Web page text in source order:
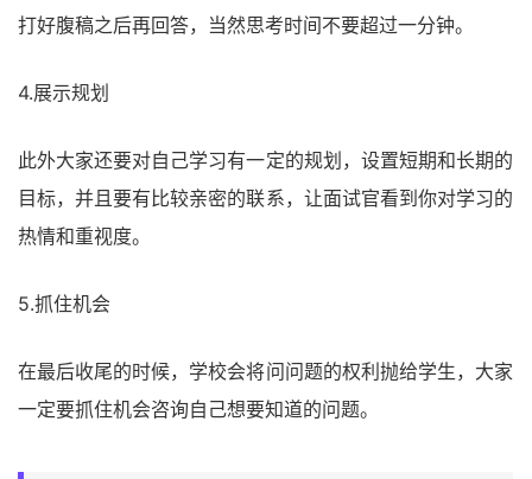
打好腹稿之后再回答，当然思考时间不要超过一分钟。
4.展示规划
此外大家还要对自己学习有一定的规划，设置短期和长期的
目标，并且要有比较亲密的联系，让面试官看到你对学习的
热情和重视度。
5.抓住机会
在最后收尾的时候，学校会将问问题的权利抛给学生，大家
一定要抓住机会咨询自己想要知道的问题。